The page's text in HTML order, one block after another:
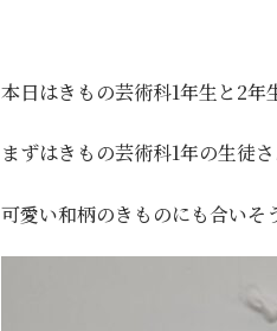
本日はきもの芸術科1年生と2年
まずはきもの芸術科1年の生徒
可愛い和柄のきものにも合いそ